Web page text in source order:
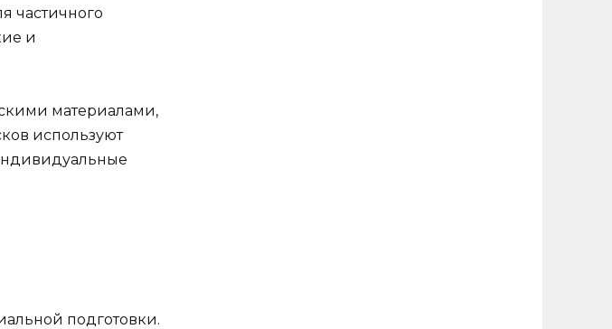
частичного
и
материалами,
используют
подготовки.